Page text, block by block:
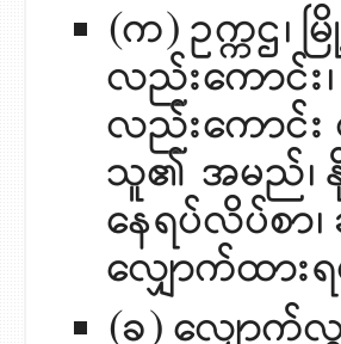
(က) ဥက္ကဌ၊
လည်းကောင်း၊
လည်းကောင်း
သူ၏ အမည်၊ နို
နေရပ်လိပ်စာ
လျှောက်ထား
(ခ) လျှောက်